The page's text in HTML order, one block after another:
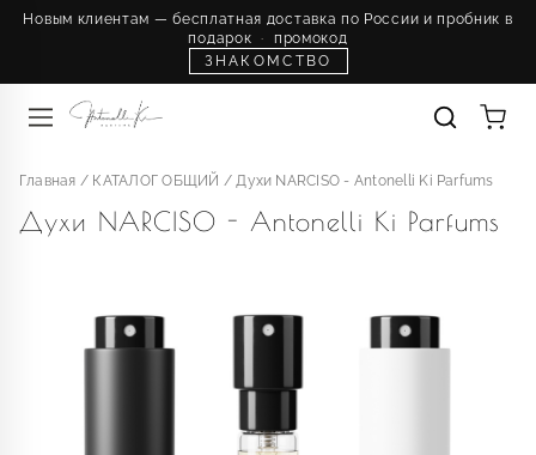
Новым клиентам — бесплатная доставка по России и пробник в
подарок ·
промокод
ЗНАКОМСТВО
Главная / КАТАЛОГ ОБЩИЙ /Духи NARCISO - Antonelli Ki Parfums
Духи NARCISO - Antonelli Ki Parfums